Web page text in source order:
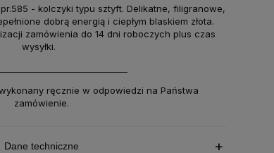
- kolczyki typu sztyft. Delikatne, filigranowe,
dobrą energią i ciepłym blaskiem złota.
zamówienia do 14 dni roboczych plus czas
wysyłki.
ręcznie w odpowiedzi na Państwa
zamówienie.
Dane techniczne